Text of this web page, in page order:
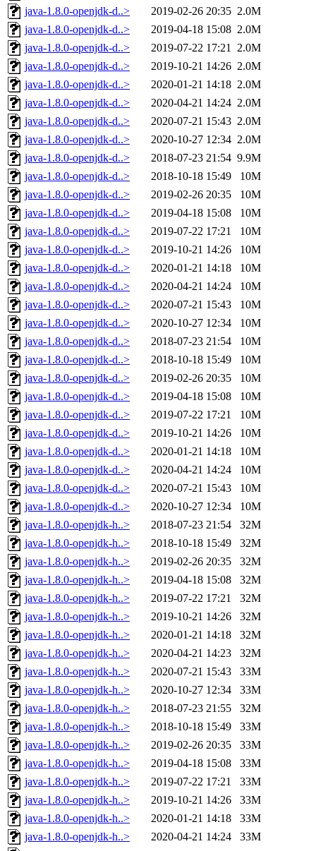
java-1.8.0-openjdk-d..>
2019-02-26 20:35 2.0M
java-1.8.0-openjdk-d..>
2019-04-18 15:08 2.0M
java-1.8.0-openjdk-d..>
2019-07-22 17:21 2.0M
java-1.8.0-openjdk-d..>
2019-10-21 14:26 2.0M
java-1.8.0-openjdk-d..>
2020-01-21 14:18 2.0M
java-1.8.0-openjdk-d..>
2020-04-21 14:24 2.0M
java-1.8.0-openjdk-d..>
2020-07-21 15:43 2.0M
java-1.8.0-openjdk-d..>
2020-10-27 12:34 2.0M
java-1.8.0-openjdk-d..>
2018-07-23 21:54 9.9M
java-1.8.0-openjdk-d..>
2018-10-18 15:49
10M
java-1.8.0-openjdk-d..>
2019-02-26 20:35
10M
java-1.8.0-openjdk-d..>
2019-04-18 15:08
10M
java-1.8.0-openjdk-d..>
2019-07-22 17:21
10M
java-1.8.0-openjdk-d..>
2019-10-21 14:26
10M
java-1.8.0-openjdk-d..>
2020-01-21 14:18
10M
java-1.8.0-openjdk-d..>
2020-04-21 14:24
10M
java-1.8.0-openjdk-d..>
2020-07-21 15:43
10M
java-1.8.0-openjdk-d..>
2020-10-27 12:34
10M
java-1.8.0-openjdk-d..>
2018-07-23 21:54
10M
java-1.8.0-openjdk-d..>
2018-10-18 15:49
10M
java-1.8.0-openjdk-d..>
2019-02-26 20:35
10M
java-1.8.0-openjdk-d..>
2019-04-18 15:08
10M
java-1.8.0-openjdk-d..>
2019-07-22 17:21
10M
java-1.8.0-openjdk-d..>
2019-10-21 14:26
10M
java-1.8.0-openjdk-d..>
2020-01-21 14:18
10M
java-1.8.0-openjdk-d..>
2020-04-21 14:24
10M
java-1.8.0-openjdk-d..>
2020-07-21 15:43
10M
java-1.8.0-openjdk-d..>
2020-10-27 12:34
10M
java-1.8.0-openjdk-h..>
2018-07-23 21:54
32M
java-1.8.0-openjdk-h..>
2018-10-18 15:49
32M
java-1.8.0-openjdk-h..>
2019-02-26 20:35
32M
java-1.8.0-openjdk-h..>
2019-04-18 15:08
32M
java-1.8.0-openjdk-h..>
2019-07-22 17:21
32M
java-1.8.0-openjdk-h..>
2019-10-21 14:26
32M
java-1.8.0-openjdk-h..>
2020-01-21 14:18
32M
java-1.8.0-openjdk-h..>
2020-04-21 14:23
32M
java-1.8.0-openjdk-h..>
2020-07-21 15:43
33M
java-1.8.0-openjdk-h..>
2020-10-27 12:34
33M
java-1.8.0-openjdk-h..>
2018-07-23 21:55
32M
java-1.8.0-openjdk-h..>
2018-10-18 15:49
33M
java-1.8.0-openjdk-h..>
2019-02-26 20:35
33M
java-1.8.0-openjdk-h..>
2019-04-18 15:08
33M
java-1.8.0-openjdk-h..>
2019-07-22 17:21
33M
java-1.8.0-openjdk-h..>
2019-10-21 14:26
33M
java-1.8.0-openjdk-h..>
2020-01-21 14:18
33M
java-1.8.0-openjdk-h..>
2020-04-21 14:24
33M